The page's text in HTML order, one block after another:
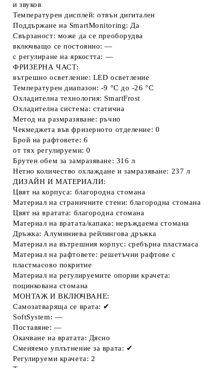
и звуков
Температурен дисплей: отвън дигитален
Поддържане на SmartMonitoring: Да
Свързаност: може да се преоборудва
включващо се постоянно: —
с регулиране на яркостта: —
ФРИЗЕРНА ЧАСТ:
вътрешно осветление: LED осветление
Температурен диапазон: -9 °C до -26 °C
Охладителна технология: SmartFrost
Охладителна система: статична
Метод на размразяване: ръчно
Чекмеджета във фризерното отделение: 0
Брой на рафтовете: 6
от тях регулируеми: 0
Брутен обем за замразяване: 316 л
Нетно количество охлаждане и замразяване: 237 л
ДИЗАЙН И МАТЕРИАЛИ:
Цвят на корпуса: благородна стомана
Материал на страничните стени: благородна стомана
Цвят на вратата: благородна стомана
Материал на вратата/капака: неръждаема стомана
Дръжка: Алуминиева рейлингова дръжка
Материал на вътрешния корпус: сребърна пластмаса
Материал на рафтовете: решетъчни рафтове с
пластмасово покритие
Материал на регулируемите опорни крачета:
поцинкована стомана
МОНТАЖ И ВКЛЮЧВАНЕ:
Самозатваряща се врата: ✔
SoftSystem: —
Поставяне: —
Окачване на вратата: Дясно
Сменяемо уплътнение за врата: ✔
Регулируеми крачета: 2